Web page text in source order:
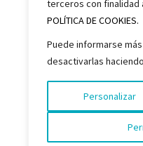
terceros con finalidad
POLÍTICA DE COOKIES.
Puede informarse
desactivarlas
Personalizar